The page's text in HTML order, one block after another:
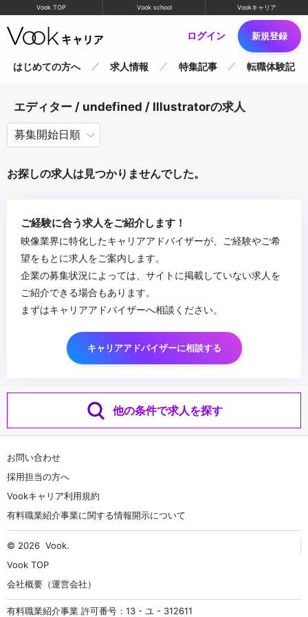
Vook TOP Vook school Vookキャリア
ログイン 新規登録
はじめての方へ 求人情報 特集記事 転職体験記
エディター / undefined / Illustratorの求人
お探しの求人は見つかりませんでした。
ご経験に合う求人をご紹介します！
映像業界に特化したキャリアアドバイザーが、ご経験やご希
望をもとに求人をご案内します。
企業の募集状況によっては、サイトに掲載していない求人を
ご紹介できる場合もあります。
まずはキャリアアドバイザーへ相談ください。
キャリアアドバイザーに相談する
他の条件で求人を探す
お問い合わせ
採用担当の方へ
Vookキャリア利用規約
有料職業紹介事業に関する情報開示について
© 2026 Vook.
Vook TOP
会社概要（運営会社）
有料職業紹介事業 許可番号：13 - ユ - 312611